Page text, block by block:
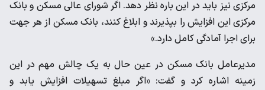
مرکزی نیز باید در این باره نظر دهد. اگر شورای عالی مسکن و بانک
مرکزی این افزایش را بپذیرند و ابلاغ کنند، بانک مسکن از هر جهت
برای اجرا آمادگی کامل دارد.»
مدیرعامل بانک مسکن در عین حال به یک چالش مهم در این
زمینه اشاره کرد و گفت: «اگر مبلغ تسهیلات افزایش یابد و